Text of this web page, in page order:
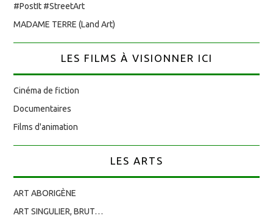
#PostIt #StreetArt
MADAME TERRE (Land Art)
LES FILMS À VISIONNER ICI
Cinéma de fiction
Documentaires
Films d'animation
LES ARTS
ART ABORIGÈNE
ART SINGULIER, BRUT…